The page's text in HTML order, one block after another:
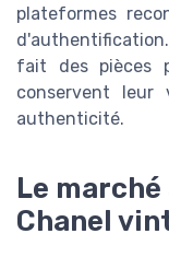
plateformes
fait des pièces
conservent leur
authenticité.
Le
Chanel